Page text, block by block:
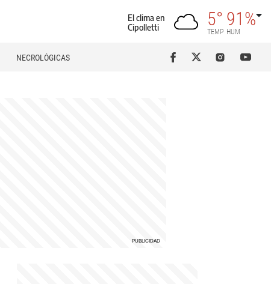
El clima en
Cipolletti
5°
TEMP
91%
HUM
NECROLÓGICAS